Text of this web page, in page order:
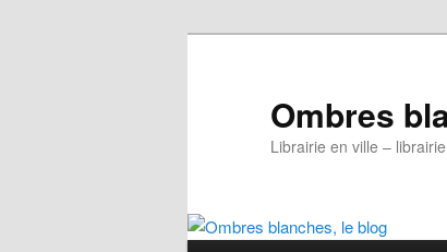
Ombres
Librairie en ville –